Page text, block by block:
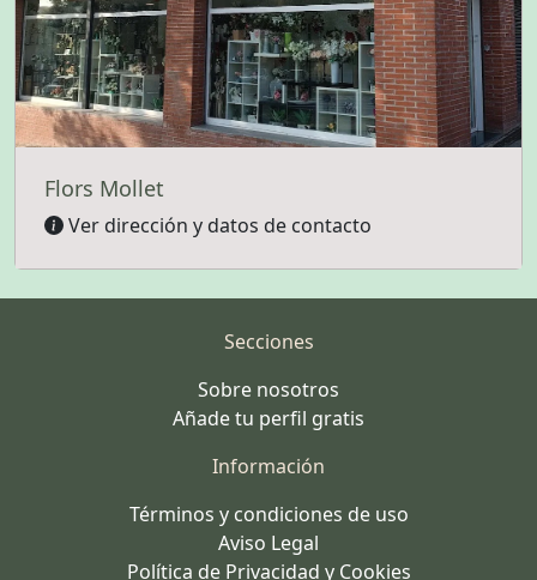
Flors Mollet
Ver dirección y datos de contacto
Secciones
Sobre nosotros
Añade tu perfil gratis
Información
Términos y condiciones de uso
Aviso Legal
Política de Privacidad y Cookies